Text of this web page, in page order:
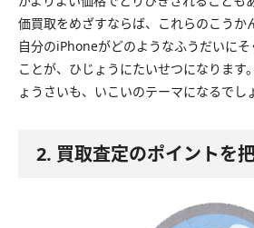
価買取をめざすならば、これらのこうか
自分のiPhoneがどのようなふうだいに
ことが、ひじょうにたいせつになります
ょうさいも、いこいのテーマになるでし
2. 買取査定のポイントを